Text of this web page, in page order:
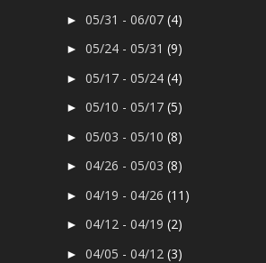
►05/31 - 06/07(4)
►05/24 - 05/31(9)
►05/17 - 05/24(4)
►05/10 - 05/17(5)
►05/03 - 05/10(8)
►04/26 - 05/03(8)
►04/19 - 04/26(11)
►04/12 - 04/19(2)
►04/05 - 04/12(3)